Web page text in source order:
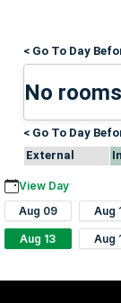
< Go To Day
No
< Go To Day
External
View Day
Aug 09
Aug
Aug 13 Aug